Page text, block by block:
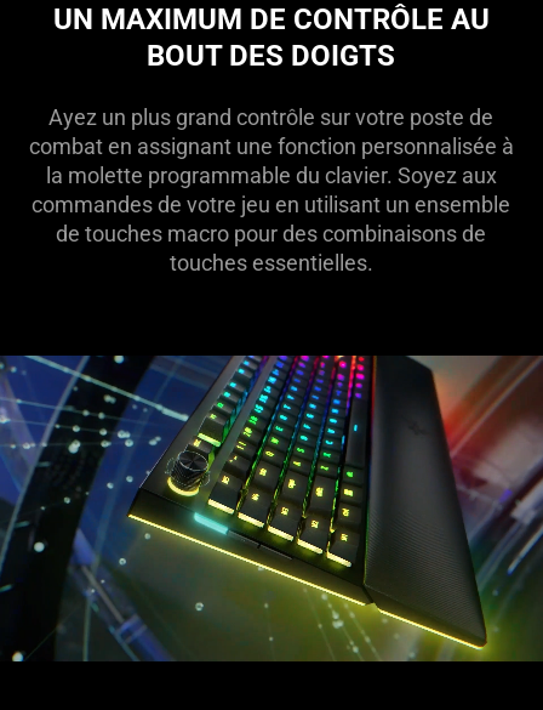
UN MAXIMUM DE CONTRÔLE AU
BOUT DES DOIGTS
Ayez un plus grand contrôle sur votre poste de
combat en assignant une fonction personnalisée à
la molette programmable du clavier. Soyez aux
commandes de votre jeu en utilisant un ensemble
de touches macro pour des combinaisons de
touches essentielles.